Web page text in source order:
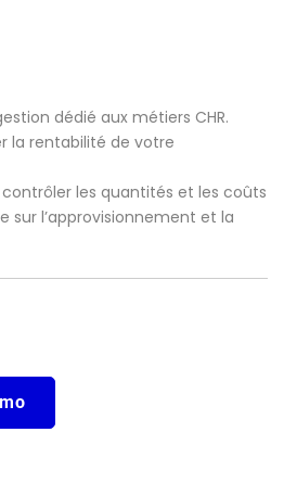
dédié aux métiers CHR.
la rentabilité de votre
contrôler les quantités et les coûts
sur l’approvisionnement et la